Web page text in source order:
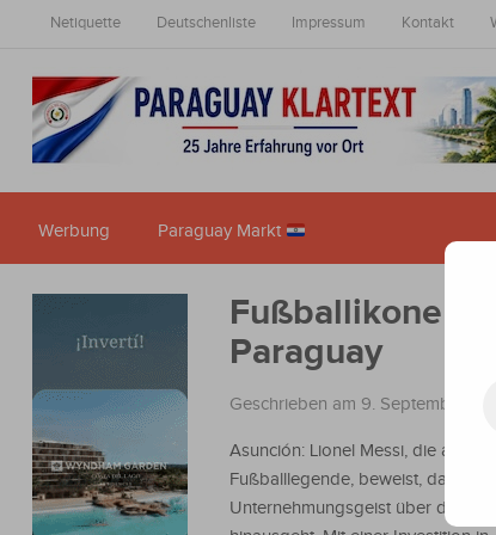
Netiquette Deutschenliste Impressum Kontakt
Werbung Paraguay Markt
Fußballikone
Paraguay
Geschrieben am 9. September
Asunción: Lionel Messi, die
Fußballlegende, beweist, dass sein
Unternehmungsgeist über den